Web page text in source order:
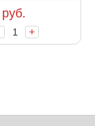
руб.
+